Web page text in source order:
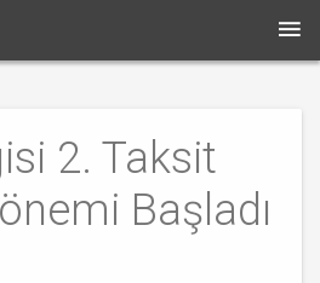
2. Taksit
Başladı